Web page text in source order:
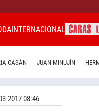
INTERNACIONAL
CASÁN JUAN MINUJÍN
2017 08:46